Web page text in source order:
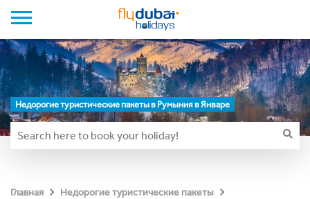
Недорогие туристические пакеты в Румыния в Январе
Главная
Недорогие туристические пакеты